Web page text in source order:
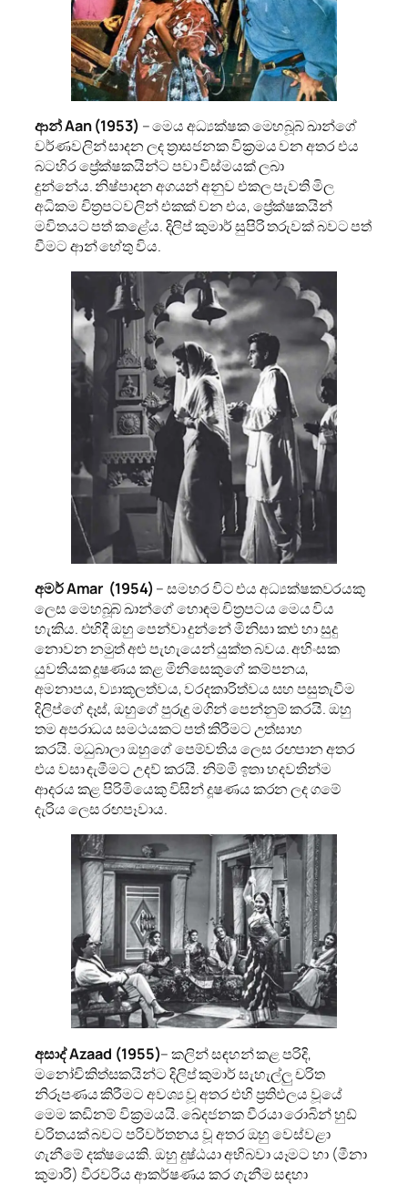
ආන් Aan (1953) – මෙය අධ්‍යක්ෂක මෙහබූබ් ඛාන්ගේ
වර්ණවලින් සාදන ලද ත්‍රාසජනක වික්‍රමය වන අතර එය
බටහිර ප්‍රේක්ෂකයින්ට පවා විස්මයක් ලබා
දුන්නේය. නිෂ්පාදන අගයන් අනුව එකල පැවති මිල
අධිකම චිත්‍රපටවලින් එකක් වන එය, ප්‍රේක්ෂකයින්
මවිතයට පත් කළේය. දිලිප් කුමාර් සුපිරි තරුවක් බවට පත්
වීමට ආන් හේතු විය.
අමර් Amar (1954) – සමහර විට එය අධ්‍යක්ෂකවරයකු
ලෙස මෙහබූබ් ඛාන්ගේ හොඳම චිත්‍රපටය මෙය විය
හැකිය. එහිදී ඔහු පෙන්වා දුන්නේ මිනිසා කළු හා සුදු
නොවන නමුත් අළු පැහැයෙන් යුක්ත බවය. අහිංසක
යුවතියක දූෂණය කළ මිනිසෙකුගේ කම්පනය,
අමනාපය, ව්‍යාකූලත්වය, වරදකාරිත්වය සහ පසුතැවීම
දිලිප්ගේ දෑස්, ඔහුගේ පුරුදු මගින් පෙන්නුම් කරයි. ඔහු
තම අපරාධය සමථයකට පත් කිරීමට උත්සාහ
කරයි. මධුබාලා ඔහුගේ පෙම්වතිය ලෙස රඟපාන අතර
එය වසා දැමීමට උදව් කරයි. නිම්මි ඉතා හදවතින්ම
ආදරය කළ පිරිමියෙකු විසින් දූෂණය කරන ලද ගමේ
දැරිය ලෙස රඟපෑවාය.
අසාද් Azaad (1955)– කලින් සඳහන් කළ පරිදි,
මනෝචිකිත්සකයින්ට දිලිප් කුමාර් සැහැල්ලු චරිත
නිරූපණය කිරීමට අවශ්‍ය වූ අතර එහි ප්‍රතිඵලය වූයේ
මෙම කඩිනම් වික්‍රමයයි. ඛේදජනක වීරයා රොබින් හුඩ්
චරිතයක් බවට පරිවර්තනය වූ අතර ඔහු වෙස්වළා
ගැනීමේ දක්ෂයෙකි. ඔහු දුෂ්ඨයා අභිබවා යෑමට හා (මීනා
කුමාරි) වීරවරිය ආකර්ෂණය කර ගැනීම සඳහා